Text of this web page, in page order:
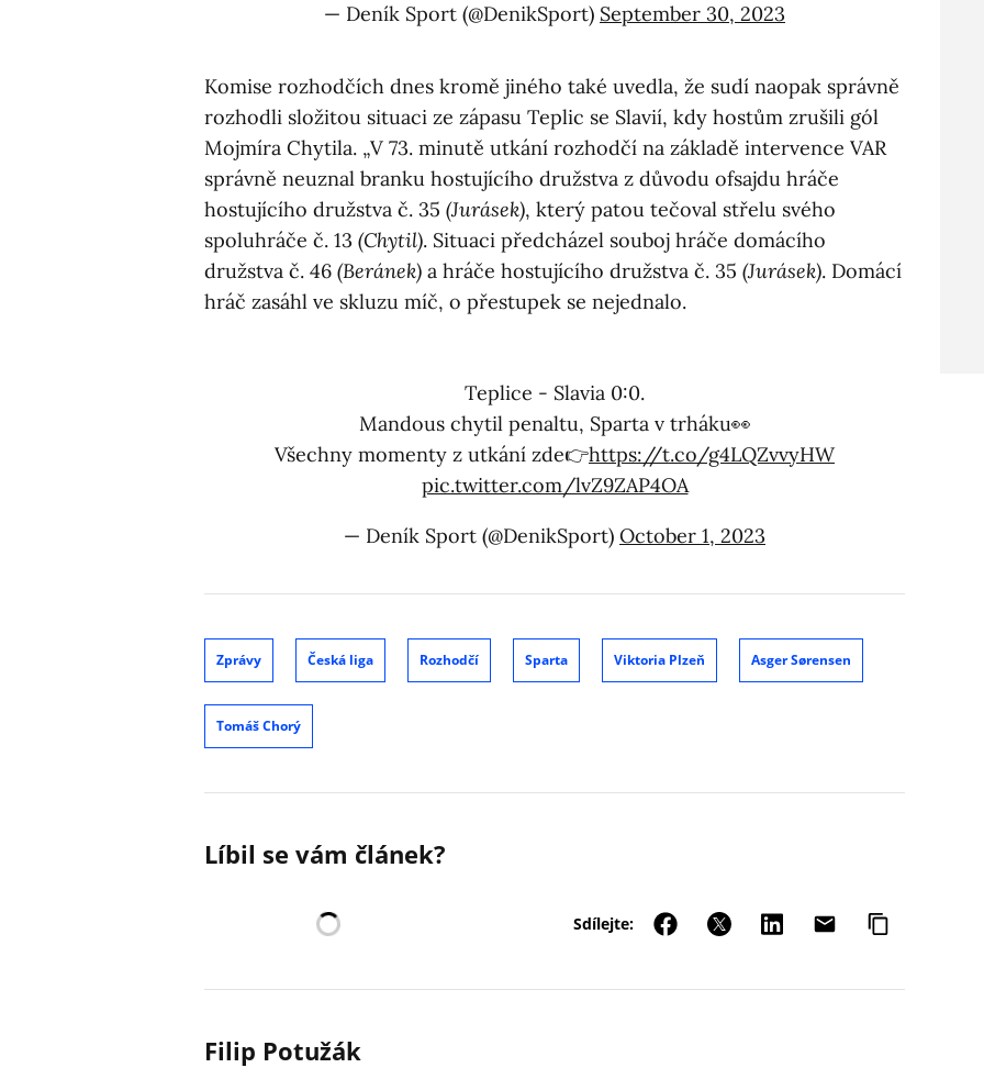
— Deník Sport (@DenikSport) September 30, 2023
Komise rozhodčích dnes kromě jiného také uvedla, že sudí naopak správně
rozhodli složitou situaci ze zápasu Teplic se Slavií, kdy hostům zrušili gól
Mojmíra Chytila. „V 73. minutě utkání rozhodčí na základě intervence VAR
správně neuznal branku hostujícího družstva z důvodu ofsajdu hráče
hostujícího družstva č. 35 (Jurásek), který patou tečoval střelu svého
spoluhráče č. 13 (Chytil). Situaci předcházel souboj hráče domácího
družstva č. 46 (Beránek) a hráče hostujícího družstva č. 35 (Jurásek). Domácí
hráč zasáhl ve skluzu míč, o přestupek se nejednalo.
Teplice - Slavia 0:0.
Mandous chytil penaltu, Sparta v trháku👀
Všechny momenty z utkání zde👉https://t.co/g4LQZvvyHW
pic.twitter.com/lvZ9ZAP4OA
— Deník Sport (@DenikSport) October 1, 2023
Zprávy Česká liga Rozhodčí Sparta Viktoria Plzeň Asger Sørensen
Tomáš Chorý
Líbil se vám článek?
Sdílejte:
Filip Potužák